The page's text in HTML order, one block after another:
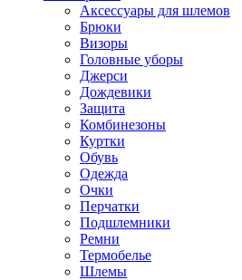
Аксессуары для шлемов
Брюки
Визоры
Головные уборы
Джерси
Дождевики
Защита
Комбинезоны
Куртки
Обувь
Одежда
Очки
Перчатки
Подшлемники
Ремни
Термобелье
Шлемы